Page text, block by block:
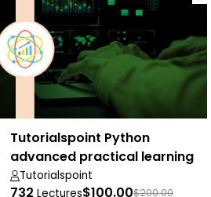
Tutorialspoint Python
advanced practical learning
course
Tutorialspoint
732 Lectures$100.00$200.00